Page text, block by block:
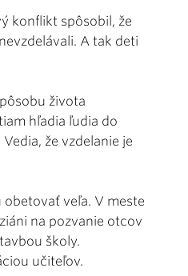
konflikt spôsobil, že
A tak deti
života
hľadia ľudia do
že vzdelanie je
veľa. V meste
na pozvanie otcov
školy.
učiteľov.